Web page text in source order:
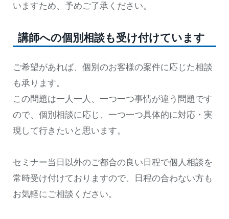
いますため、予めご了承ください。
講師への個別相談も受け付けています
ご希望があれば、個別のお客様の案件に応じた相談
も承ります。
この問題は一人一人、一つ一つ事情が違う問題です
ので、個別相談に応じ、一つ一つ具体的に対応・実
現して行きたいと思います。
セミナー当日以外のご都合の良い日程で個人相談を
常時受け付けておりますので、日程の合わない方も
お気軽にご相談ください。